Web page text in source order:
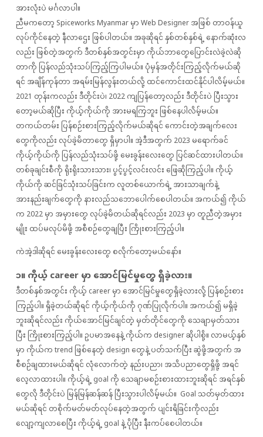
အားလုံးပဲ မင်္ဂလာပါ။
ညီမကတော့ Spiceworks Myanmar မှာ Web Designer အဖြစ် တာဝန်ယူ
လုပ်ကိုင်နေတဲ့ နီလာဌေး ဖြစ်ပါတယ်။ အခုဆိုရင် နှစ်တစ်နှစ်ရဲ့ နောက်ဆုံးလ
လည်း ဖြစ်တဲ့အတွက် ဒီတစ်နှစ်အတွင်းမှာ ကိုယ်ဘာတွေပြောင်းလဲခဲ့လဲဆို
တာကို ပြန်လည်သုံးသပ်ကြည့်ကြပါမယ်။ ပုံမှန်အတိုင်းကြည့်လိုက်မယ်ဆို
ရင် အချိန်ကုန်တာ အရမ်းမြန်လွန်းတယ်လို့ ထင်ကောင်းထင်နိုင်ပါလိမ့်မယ်။
2021 တုန်းကလည်း ဒီတိုင်းပဲ၊ 2022 ကျပြန်တော့လည်း ဒီတိုင်းပဲ ပြီးသွား
တော့မယ်ဆိုပြီး ကိုယ့်ကိုယ်ကို အားမရကြဘူး ဖြစ်နေပါလိမ့်မယ်။
တကယ်တမ်း ပြန်စဉ်းစားကြည့်လိုက်မယ်ဆိုရင် ကောင်းတဲ့အချက်လေး
တွေကိုလည်း လုပ်ခဲ့မိတာတွေ ရှိမှာပါ။ အဲ့ဒီအတွက် 2023 မရောက်ခင်
ကိုယ့်ကိုယ်ကို ပြန်လည်သုံးသပ်ဖို့ မေးခွန်းလေးတွေ ပြင်ဆင်ထားပါတယ်။
တစ်ခုချင်းစီကို ရိုးရိုးသားသား၊ ပွင့်ပွင့်လင်းလင်း ဖြေဆိုကြည့်ပါ။ ကိုယ့်
ကိုယ်ကို ဆင်ခြင်သုံးသပ်ခြင်းက လူတစ်ယောက်ရဲ့ အားသာချက်နဲ့
အားနည်းချက်တွေကို နားလည်သဘောပေါက်စေပါတယ်။ အကယ်၍ ကိုယ်
က 2022 မှာ အမှားတွေ လုပ်ခဲ့မိတယ်ဆိုရင်လည်း 2023 မှာ တူညီတဲ့အမှား
မျိုး ထပ်မလုပ်မိဖို့ အစီစဉ်တွေချပြီး ကြိုးစားကြည့်ပါ။
ကဲအဲ့ဒါဆိုရင် မေးခွန်းလေးတွေ စလိုက်တော့မယ်နော်။
၁။ ကိုယ့် career မှာ အောင်မြင်မှုတွေ ရှိခဲ့လား။
ဒီတစ်နှစ်အတွင်း ကိုယ့် career မှာ အောင်မြင်မှုတွေရှိခဲ့လားလို့ ပြန်စဉ်းစား
ကြည့်ပါ။ ရှိခဲ့တယ်ဆိုရင် ကိုယ့်ကိုယ်ကို ဂုဏ်ပြုလိုက်ပါ။ အကယ်၍ မရှိခဲ့
ဘူးဆိုရင်လည်း ကိုယ်အောင်မြင်ချင်တဲ့ မှတ်တိုင်တွေကို သေချာမှတ်သား
ပြီး ကြိုးစားကြည့်ပါ။ ဥပမာအနေနဲ့ ကိုယ်က designer ဆိုပါစို့။ လာမယ့်နှစ်
မှာ ကိုယ်က trend ဖြစ်နေတဲ့ design တွေနဲ့ ပတ်သက်ပြီး ဆွဲဖို့အတွက် အ
စီစဉ်ချထားမယ်ဆိုရင် လုံလောက်တဲ့ နည်းပညာ၊ အသိပညာတွေရှိဖို့ အရင်
လေ့လာထားပါ။ ကိုယ့်ရဲ့ goal ကို သေချာမစဉ်းစားထားဘူးဆိုရင် အရင်နှစ်
တွေလို ဒီတိုင်းပဲ မြန်မြန်ဆန်ဆန် ပြီးသွားပါလိမ့်မယ်။ Goal သတ်မှတ်ထား
မယ်ဆိုရင် တစိုက်မတ်မတ်လုပ်နေတဲ့အတွက် ပျင်းရိခြင်းကိုလည်း
လျော့ကျလာစေပြီး ကိုယ့်ရဲ့ goal နဲ့ ပိုပြီး နီးကပ်စေပါတယ်။